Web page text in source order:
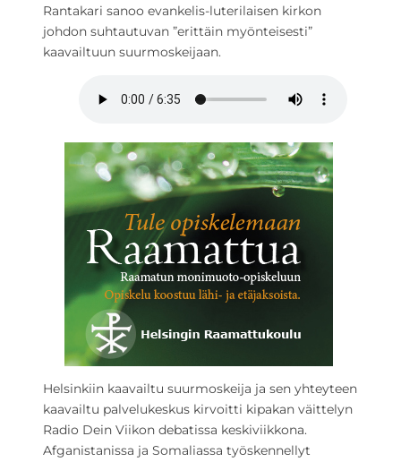
Rantakari sanoo evankelis-luterilaisen kirkon
johdon suhtautuvan ”erittäin myönteisesti”
kaavailtuun suurmoskeijaan.
Helsinkiin kaavailtu suurmoskeija ja sen yhteyteen
kaavailtu palvelukeskus kirvoitti kipakan väittelyn
Radio Dein Viikon debatissa keskiviikkona.
Afganistanissa ja Somaliassa työskennellyt